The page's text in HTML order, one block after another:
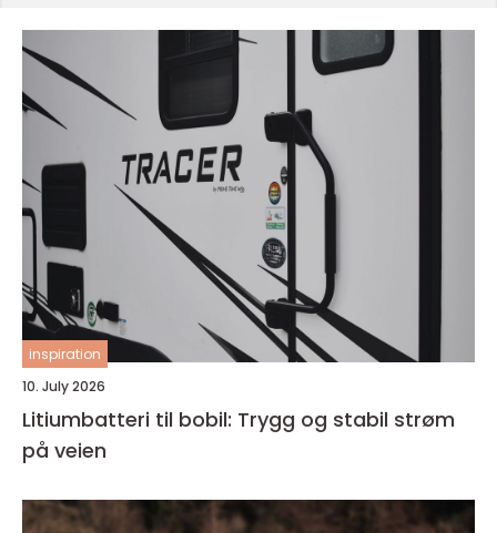
inspiration
10. July 2026
Litiumbatteri til bobil: Trygg og stabil strøm
på veien